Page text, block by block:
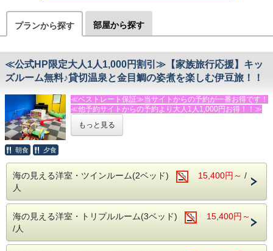
プランから探す 部屋から探す
≪公式HP限定大人1人1,000円割引≫【家族旅行応援】キッ
ズルーム無料♪貸切温泉と金目鯛の姿煮を楽しむ伊豆旅！！
≪ベストレート保証≫当サイトからの予約が一番お得です！
≪他予約サイトからの予約より大人1人1,000円お得！！≫
★キッズルーム・卓球・貸切温泉無料♪海まで徒歩５分！子
どもが笑顔になる家族旅行応援の１泊２食付きプラン★
そんなお声をたくさんいただく、家族旅行に人気のスタンダ
ビーチサイド１００は、小さなお子さま連れのご家族を歓迎
しています♪
ずお楽しみいただけます。
もっと見る
朝食 夕食
海の見える洋室・ツインルーム(2ベッド) 15,400円～ /
人
海の見える洋室・トリプルルーム(3ベッド)
15,400円～
/人